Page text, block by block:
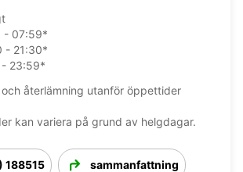
- 07:59*
- 21:30*
- 23:59*
återlämning utanför öppettider
kan variera på grund av helgdagar.
188515 sammanfattning